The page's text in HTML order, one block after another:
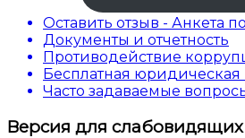
Оставить отзыв - Анкета
Документы и отчетность
Противодействие
Бесплатная
Часто задаваемые
Версия для слабовидящих